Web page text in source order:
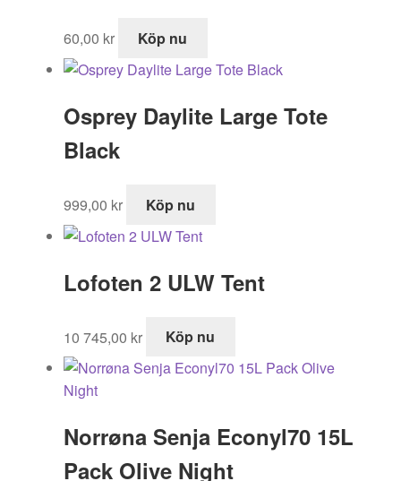
60,00 kr Köp nu
Osprey Daylite Large Tote
Black
999,00 kr Köp nu
Lofoten 2 ULW Tent
10 745,00 kr Köp nu
Norrøna Senja Econyl70 15L
Pack Olive Night